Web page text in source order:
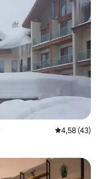
Calificación
4,58 (43)